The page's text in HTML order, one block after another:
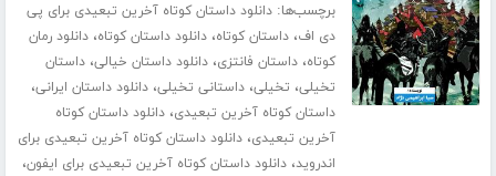
برچسب‌ها:دانلود داستان کوتاه آخرین تبعیدی برای پی
دی اف،داستان کوتاه،دانلود داستان کوتاه،دانلود رمان
کوتاه،داستان فانتزی،دانلود داستان خیالی،داستان
تخیلی، تخیلی،داستانی تخیلی،دانلود داستان ایرانی،
داستان کوتاه آخرین تبعیدی،دانلود داستان کوتاه
آخرین تبعیدی،دانلود داستان کوتاه آخرین تبعیدی برای
اندروید،دانلود داستان کوتاه آخرین تبعیدی برای ایفون،